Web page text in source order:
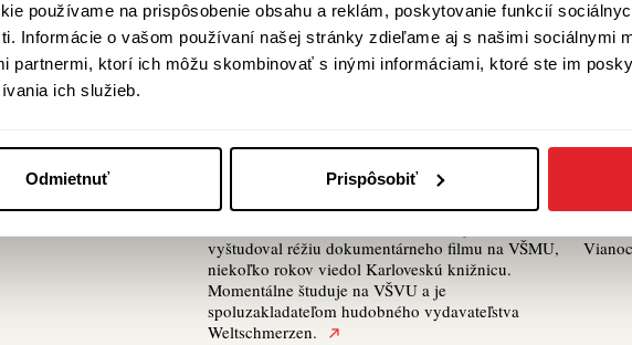
používame na prispôsobenie obsahu a reklám, poskytovanie funkcií
Informácie o vašom používaní našej stránky zdieľame aj s našimi sociálnymi
partnermi, ktorí ich môžu skombinovať s inými informáciami, ktoré ste im
ich služieb.
Odmietnuť Prispôsobiť
v Moravskom
Do slova zaľúbení
Tomáš Prištiak
Tomáš kedysi dávno spoluvymyslel formát Do
Tomáš čítal knihu Severná strana vrchu Juliau,
Lesní eseje, ktorú napísal Josef Kroutvor, a text
pesničky Permanent Smile kapely Smog, ktorý
vyštudoval réžiu dokumentárneho filmu na VŠMU,
niekoľko rokov viedol Karloveskú knižnicu.
Momentálne študuje na VŠVU a je
spoluzakladateľom hudobného vydavateľstva
Weltschmerzen.
Do